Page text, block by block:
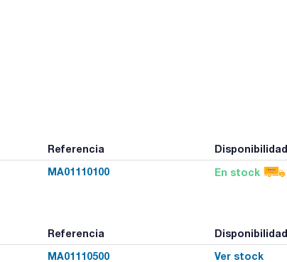
Referencia Disponibilidad
MA01110100 En stock
Referencia Disponibilidad
MA01110500 Ver stock